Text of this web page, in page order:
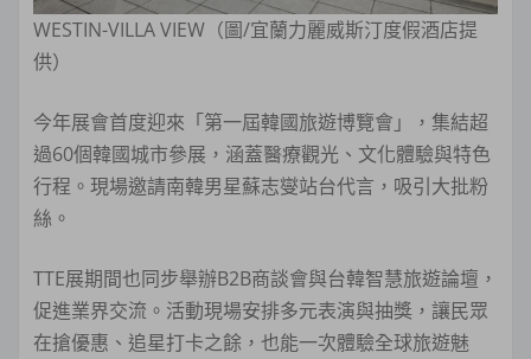
WESTIN-VILLA VIEW（圖/宜蘭力麗威斯汀度假酒店提
供）
今年展會首度迎來「第一屆韓國旅遊博覽會」，集結超
過60個韓國城市參展，涵蓋醫療觀光、文化體驗與特色
行程。現場邀請南韓男星蘇志燮站台代言，吸引大批粉
絲。
TTE展期間也同步舉辦B2B商談會與台韓智慧旅遊論壇，
促進業界交流。活動現場安排多元表演與抽獎，讓民眾
在搶優惠、追星打卡之餘，也能一次體驗全球旅遊魅